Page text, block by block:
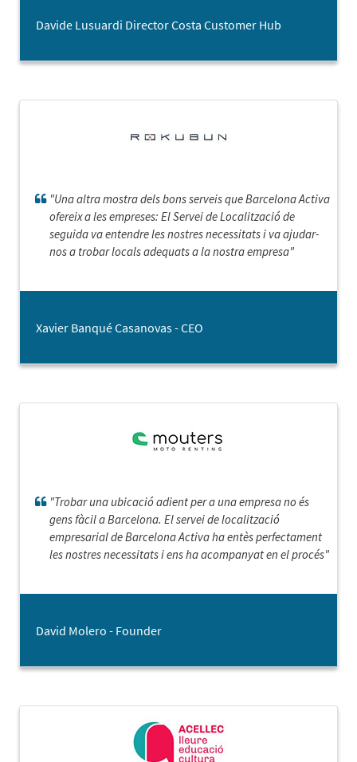
conèixer cada detall, fent un seguiment constant de les
Davide Lusuardi Director Costa Customer Hub
"Una altra mostra dels bons serveis que Barcelona Activa
ofereix a les empreses: El Servei de Localització de
seguida va entendre les nostres necessitats i va ajudar-
nos a trobar locals adequats a la nostra empresa"
Xavier Banqué Casanovas - CEO
"Trobar una ubicació adient per a una empresa no és
gens fàcil a Barcelona. El servei de localització
empresarial de Barcelona Activa ha entès perfectament
les nostres necessitats i ens ha acompanyat en el procés"
David Molero - Founder